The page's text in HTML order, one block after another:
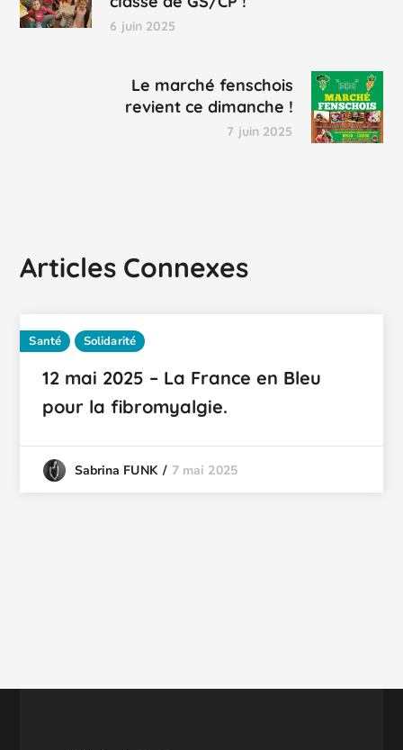
6 juin 2025
Le marché fenschois
revient ce dimanche !
7 juin 2025
Articles Connexes
Santé Solidarité
12 mai 2025 – La France en Bleu
pour la fibromyalgie.
Sabrina FUNK 7 mai 2025